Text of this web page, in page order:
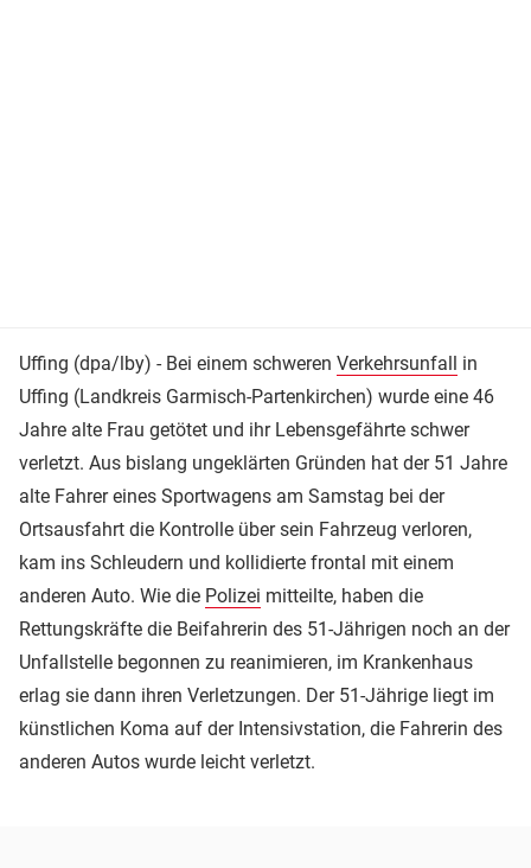
Uffing (dpa/lby) - Bei einem schweren Verkehrsunfall in
Uffing (Landkreis Garmisch-Partenkirchen) wurde eine 46
Jahre alte Frau getötet und ihr Lebensgefährte schwer
verletzt. Aus bislang ungeklärten Gründen hat der 51 Jahre
alte Fahrer eines Sportwagens am Samstag bei der
Ortsausfahrt die Kontrolle über sein Fahrzeug verloren,
kam ins Schleudern und kollidierte frontal mit einem
anderen Auto. Wie die Polizei mitteilte, haben die
Rettungskräfte die Beifahrerin des 51-Jährigen noch an der
Unfallstelle begonnen zu reanimieren, im Krankenhaus
erlag sie dann ihren Verletzungen. Der 51-Jährige liegt im
künstlichen Koma auf der Intensivstation, die Fahrerin des
anderen Autos wurde leicht verletzt.